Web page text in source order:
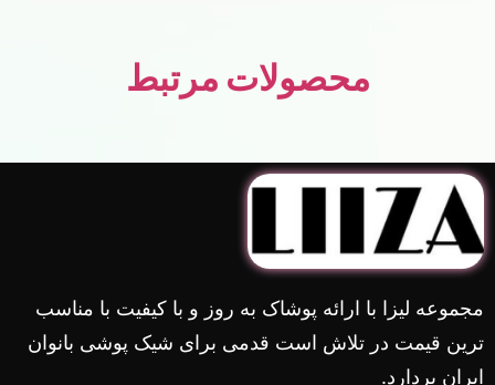
محصولات مرتبط
مجموعه لیزا با ارائه پوشاک به روز و با کیفیت با مناسب
ترین قیمت در تلاش است قدمی برای شیک پوشی بانوان
ایران بردارد.